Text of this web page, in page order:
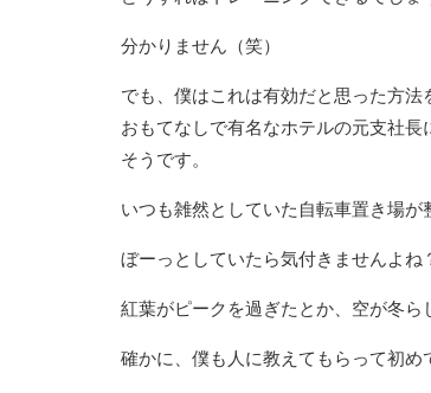
分かりません（笑）
でも、僕はこれは有効だと思った方法
おもてなしで有名なホテルの元支社
そうです。
いつも雑然としていた自転車置き場が
ぼーっとしていたら気付きませんよね
紅葉がピークを過ぎたとか、空が冬ら
確かに、僕も人に教えてもらって初め